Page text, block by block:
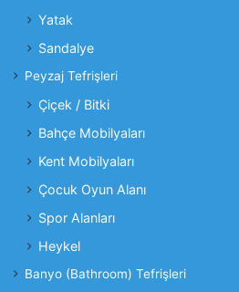
Yatak
Sandalye
Peyzaj Tefrişleri
Çiçek / Bitki
Bahçe Mobilyaları
Kent Mobilyaları
Çocuk Oyun Alanı
Spor Alanları
Heykel
Banyo (Bathroom) Tefrişleri